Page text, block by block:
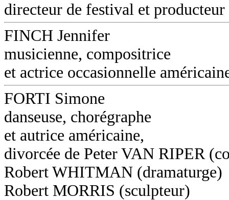
directeur de festival et
FINCH Jennifer
musicienne, compositrice
et actrice occasionnelle
FORTI Simone
danseuse, chorégraphe
et autrice américaine,
divorcée de Peter VAN RIPER
Robert WHITMAN (dramaturge)
Robert MORRIS (sculpteur)